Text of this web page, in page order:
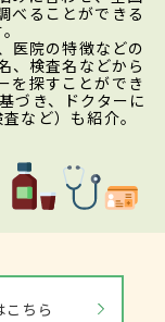
べることができる
医院の特徴などの
、検査名などから
を探すことができ
づき、ドクターに
など）も紹介。
こちら